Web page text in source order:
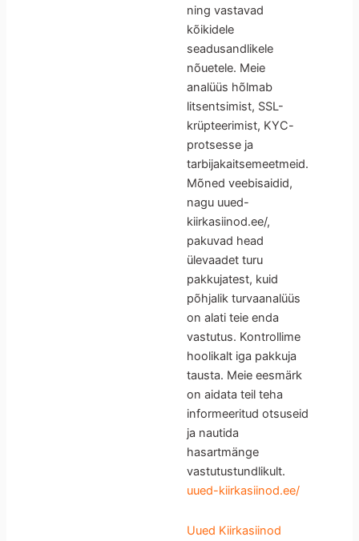
ning vastavad
kõikidele
seadusandlikele
nõuetele. Meie
analüüs hõlmab
litsentsimist, SSL-
krüpteerimist, KYC-
protsesse ja
tarbijakaitsemeetmeid.
Mõned veebisaidid,
nagu uued-
kiirkasiinod.ee/,
pakuvad head
ülevaadet turu
pakkujatest, kuid
põhjalik turvaanalüüs
on alati teie enda
vastutus. Kontrollime
hoolikalt iga pakkuja
tausta. Meie eesmärk
on aidata teil teha
informeeritud otsuseid
ja nautida
hasartmänge
vastutustundlikult.
uued-kiirkasiinod.ee/
Uued Kiirkasiinod